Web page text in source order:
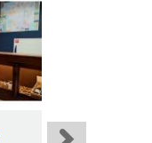
Harts